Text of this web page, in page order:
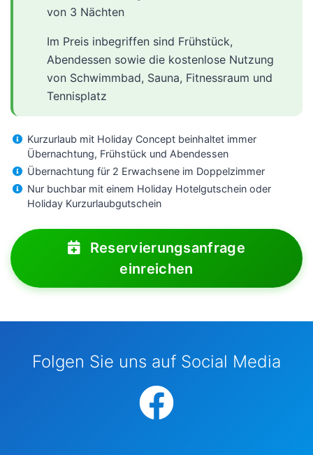
von 3 Nächten
Im Preis inbegriffen sind Frühstück,
Abendessen sowie die kostenlose Nutzung
von Schwimmbad, Sauna, Fitnessraum und
Tennisplatz
Kurzurlaub mit Holiday Concept beinhaltet immer
Übernachtung, Frühstück und Abendessen
Übernachtung für 2 Erwachsene im Doppelzimmer
Nur buchbar mit einem Holiday Hotelgutschein oder
Holiday Kurzurlaubgutschein
Reservierungsanfrage
einreichen
Folgen Sie uns auf Social Media